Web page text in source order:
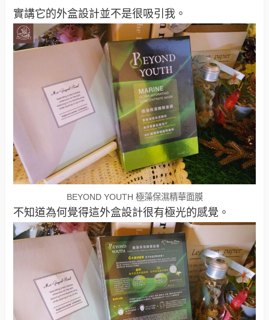
實講它的外盒設計並不是很吸引我。
BEYOND YOUTH 極藻保濕精華面膜
不知道為何覺得這外盒設計很有極光的感覺。